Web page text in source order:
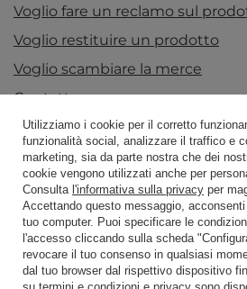
Voglio fare un reclamo sul
Voglio restituire un prodotto
Voglio scambiare la merce
Contatto
Conto
Regolamenti
Utilizziamo i cookie per il corretto
funzionalità social, analizzare il traffico e
marketing, sia da parte nostra che dei
cookie vengono utilizzati anche per
Consulta l'informativa sulla privacy per
Accettando questo messaggio,
tuo computer. Puoi specificare le
l'accesso cliccando sulla scheda
revocare il tuo consenso in qualsiasi
dal tuo browser dal rispettivo dispositivo